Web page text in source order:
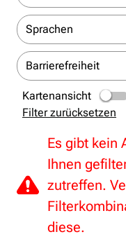
Sprachen
Barrierefreiheit
Kartenansicht
Filter zurücksetzen
Es gibt kein
Ihnen
zutreffen.
diese.